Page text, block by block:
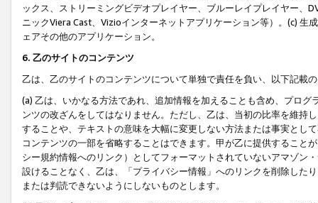
ックス、ストリーミングビデオプレイヤー、ブルーレイプレイヤー、
ニックViera Cast、Vizioインターネットアプリケーション等）。(c)
ェアその他のアプリケーション。
6. 乙のサイトのコンテンツ
乙は、乙のサイトのコンテンツについて単独で責任を負い、以下記載
(a) 乙は、いかなる方法であれ、追加情報を加えることも含め、プロ
ンツの改ざんをしてはなりません。ただし、乙は、当初の比率を維持
することや、テキストの意味を大幅に変更しない方法または事実とし
コンテンツの一部を省略することはできます。甲が乙に提供すること
シー規約情報へのリンク）としてフォーマットされていないアマゾン
設けることなく、乙は、「プライバシー情報」へのリンクを削除した
または判読できないようにしないものとします。